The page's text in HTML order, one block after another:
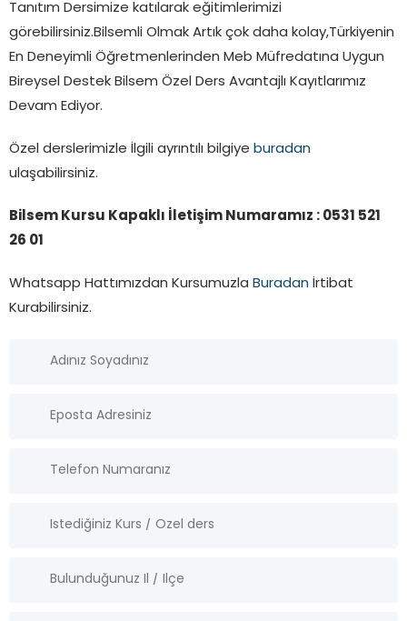
Tanıtım Dersimize katılarak eğitimlerimizi
görebilirsiniz.Bilsemli Olmak Artık çok daha kolay,Türkiyenin
En Deneyimli Öğretmenlerinden Meb Müfredatına Uygun
Bireysel Destek Bilsem Özel Ders Avantajlı Kayıtlarımız
Devam Ediyor.
Özel derslerimizle İlgili ayrıntılı bilgiye buradan
ulaşabilirsiniz.
Bilsem Kursu Kapaklı İletişim Numaramız : 0531 521
26 01
Whatsapp Hattımızdan Kursumuzla Buradan İrtibat
Kurabilirsiniz.